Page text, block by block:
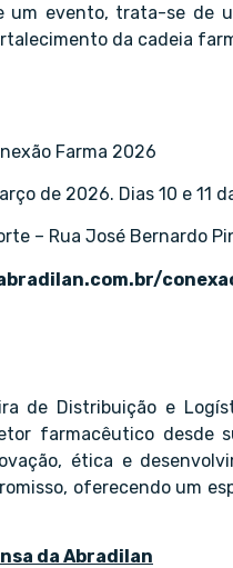
um evento, trata-se de
da cadeia
Farma 2026
de 2026. Dias 10 e 11
– Rua José Bernardo
de Distribuição e
farmacêutico desde
ética e
oferecendo um
da Abradilan